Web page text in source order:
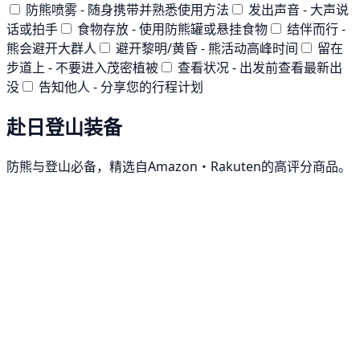
防熊喷雾 - 随身携带并熟悉使用方法
发出声音 - 大声说
话或拍手
食物存放 - 使用防熊罐或悬挂食物
结伴而行 -
熊会避开大群人
避开黎明/黄昏 - 熊活动高峰时间
留在
步道上 - 不要进入茂密植被
查看状况 - 出发前查看最新出
没
告知他人 - 分享您的行程计划
赴日登山装备
防熊与登山必备，精选自Amazon・Rakuten的高评分商品。